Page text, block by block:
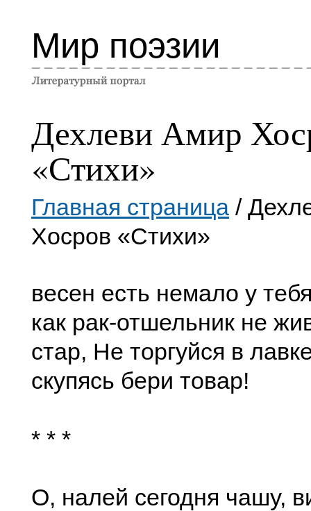
Мир поэзии
Дехлеви Амир
«Стихи»
Главная страница /
Хосров «Стихи»
весен есть немало у
как рак-отшельник не
стар, Не торгуйся в
скупясь бери товар!
* * *
О, налей сегодня чашу,